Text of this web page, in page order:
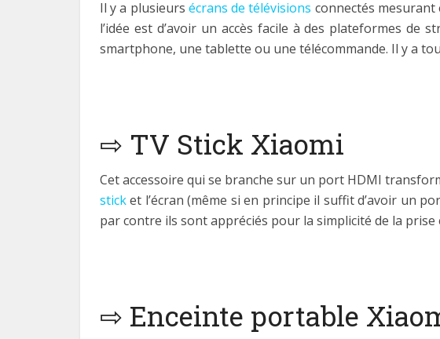
Il y a plusieurs écrans de télévisions connectés mesurant
l’idée est d’avoir un accès facile à des plateformes de
smartphone, une tablette ou une télécommande. Il y a
⇨ TV Stick Xiaomi
Cet accessoire qui se branche sur un port HDMI
sticket l’écran (même si en principe il suffit d’avoir un
par contre ils sont appréciés pour la simplicité de la
⇨ Enceinte portable